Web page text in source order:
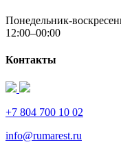
Понедельник-
12:00–00:00
Контакты
+7 804 700 10 02
info@rumarest.ru